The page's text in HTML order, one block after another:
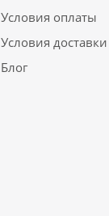
Условия оплаты
Условия доставки
Блог